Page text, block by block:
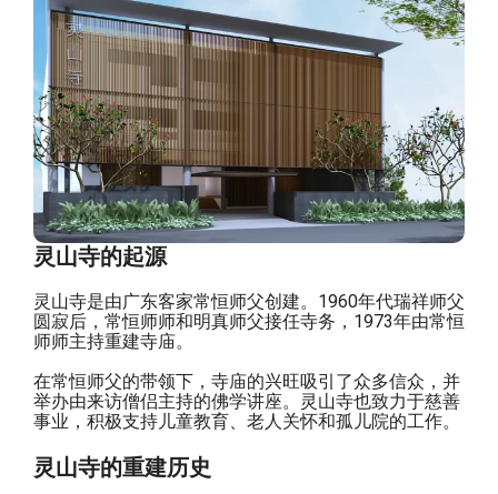
灵山寺的起源
灵山寺是由广东客家常恒师父创建。1960年代瑞祥师父
圆寂后，常恒师师和明真师父接任寺务，1973年由常恒
师师主持重建寺庙。
在常恒师父的带领下，寺庙的兴旺吸引了众多信众，并
举办由来访僧侣主持的佛学讲座。灵山寺也致力于慈善
事业，积极支持儿童教育、老人关怀和孤儿院的工作。
灵山寺的重建历史